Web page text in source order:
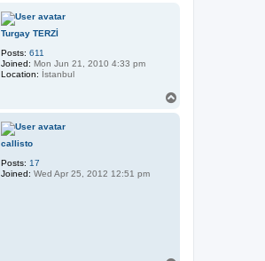
Turgay TERZİ
Posts: 611
Joined: Mon Jun 21, 2010 4:33 pm
Location: İstanbul
callisto
Posts: 17
Joined: Wed Apr 25, 2012 12:51 pm